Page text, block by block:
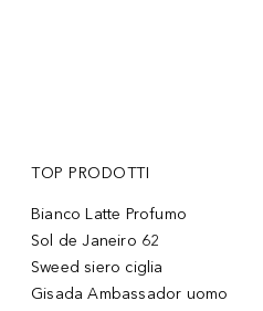
TOP PRODOTTI
Bianco Latte Profumo
Sol de Janeiro 62
Sweed siero ciglia
Gisada Ambassador uomo